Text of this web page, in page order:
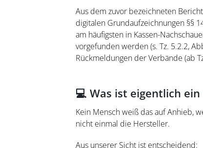
Aus dem zuvor bezeichneten
digitalen Grundaufzeichnungen §§
am häufigsten in Kassen-
vorgefunden werden (s. Tz. 5.2.2,
Rückmeldungen der Verbände (ab
💻 Was ist eigentlich
Kein Mensch weiß das auf Anhieb,
nicht einmal die Hersteller.
Aus unserer Sicht ist entscheidend: